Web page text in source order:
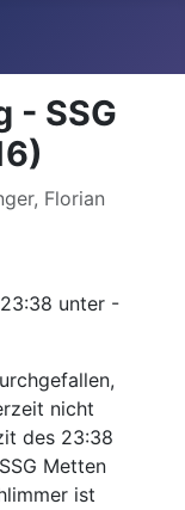
- SSG
Florian
unter -
nicht
des 23:38
Metten
ist